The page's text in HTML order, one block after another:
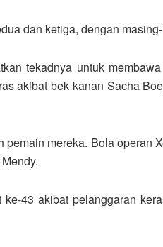
dan ketiga, dengan
tekadnya untuk
akibat bek kanan Sacha
mereka. Bola operan
43 akibat pelanggaran